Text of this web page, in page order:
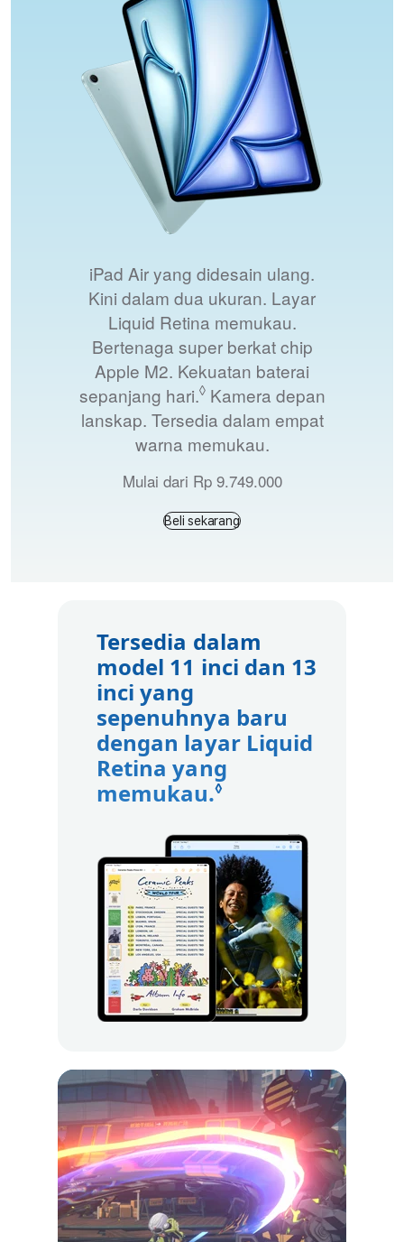
iPad Air yang didesain ulang.
Kini dalam dua ukuran. Layar
Liquid Retina memukau.
Bertenaga super berkat chip
Apple M2. Kekuatan baterai
sepanjang hari.◊Lihat penafian hukum
Kamera depan
lanskap. Tersedia dalam empat
warna memukau.
Mulai dari Rp 9.749.000
Beli sekarang
Tersedia dalam
model 11 inci dan 13
inci yang
sepenuhnya baru
dengan layar Liquid
Retina yang
memukau.◊